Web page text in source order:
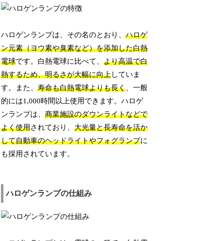
ハロゲンランプは、その名のとおり、ハロゲ
ン元素（ヨウ素や臭素など）を添加した白熱
電球です。白熱電球に比べて、より高温で白
熱するため、明るさが大幅に向上していま
す。また、寿命も白熱電球よりも長く、一般
的には1,000時間以上使用できます。ハロゲ
ンランプは、商業施設のダウンライトなどで
よく使用されており、大光量と長寿命を活か
して自動車のヘッドライトやフォグランプに
も採用されています。
ハロゲンランプの仕組み